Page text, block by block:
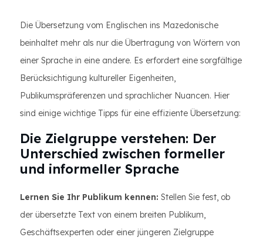
Die Übersetzung vom Englischen ins Mazedonische
beinhaltet mehr als nur die Übertragung von Wörtern von
einer Sprache in eine andere. Es erfordert eine sorgfältige
Berücksichtigung kultureller Eigenheiten,
Publikumspräferenzen und sprachlicher Nuancen. Hier
sind einige wichtige Tipps für eine effiziente Übersetzung:
Die Zielgruppe verstehen: Der
Unterschied zwischen formeller
und informeller Sprache
Lernen Sie Ihr Publikum kennen: Stellen Sie fest, ob
der übersetzte Text von einem breiten Publikum,
Geschäftsexperten oder einer jüngeren Zielgruppe